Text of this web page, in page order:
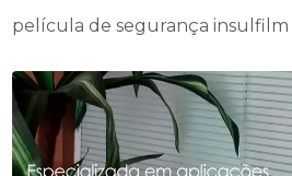
película de segurança insulfilm